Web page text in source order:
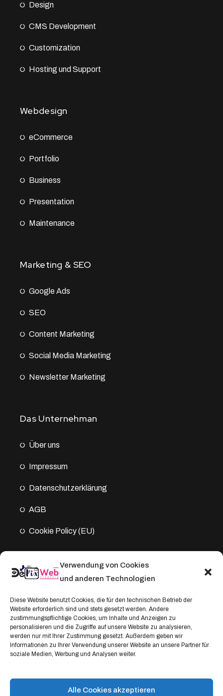
Verwendung von Cookies
und anderen Technologien
Diese Website benutzt Cookies, die für den technischen Betrieb der
Website erforderlich sind und stets gesetzt werden. Andere
zustimmungspflichtige Cookies, um Inhalte und Anzeigen zu
personalisieren und die Zugriffe auf unsere Website zu analysieren,
werden nur mit Ihrer Zustimmung gesetzt. Außerdem geben wir
Informationen zu Ihrer Verwendung unserer Website an unsere Partner für
soziale Medien, Werbung und Analysen weiter.
Alle Cookies akzeptieren
Design
CMS Development
Customization
Hosting und Support
Webdesign
eCommerce
Portfolio
Business
Presentation
Maintenance
Marketing & SEO
Google Ads
SEO
Content Marketing
Social Media Marketing
Newsletter Marketing
Das Unternehman
Über uns
Impressum
Datenschutz­erklärung
AGB
Cookie Policy (EU)
Kontakt
Address:
Windthorststraße 20
48153 Münster, Deutschland
WhatsApp:
+4917664335685
Email
service@depixweb.de